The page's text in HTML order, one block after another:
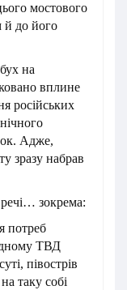
мостового
й до його
на
вплине
російських
Адже,
зразу набрав
речі… зокрема:
потреб
ТВД
півострів
таку собі